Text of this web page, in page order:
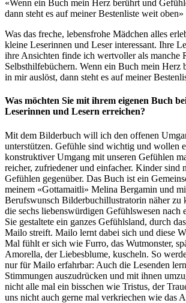
«Wenn ein Buch mein Herz berührt und
dann steht es auf meiner Bestenliste weit oben»
Was das freche, lebensfrohe Mädchen alles
kleine Leserinnen und Leser interessant. Ihre
ihre Ansichten finde ich wertvoller als manche
Selbsthilfebüchern. Wenn ein Buch mein Herz
in mir auslöst, dann steht es auf meiner
Was möchten Sie mit ihrem eigenen Buch
Leserinnen und Lesern erreichen?
Mit dem Bilderbuch will ich den offenen
unterstützen. Gefühle sind wichtig und wollen
konstruktiver Umgang mit unseren Gefühlen
reicher, zufriedener und einfacher. Kinder sind
Gefühlen gegenüber. Das Buch ist ein
meinem «Gottamaitli» Melina Bergamin und
Berufswunsch Bilderbuchillustratorin näher zu
die sechs liebenswürdigen Gefühlswesen nach
Sie gestaltete ein ganzes Gefühlsland, durch
Mailo streift. Mailo lernt dabei sich und diese
Mal fühlt er sich wie Furro, das Wutmonster,
Amorella, der Liebesblume, kuscheln. So
nur für Mailo erfahrbar: Auch die Lesenden
Stimmungen auszudrücken und mit ihnen
nicht alle mal ein bisschen wie Tristus, der
uns nicht auch gerne mal verkriechen wie das